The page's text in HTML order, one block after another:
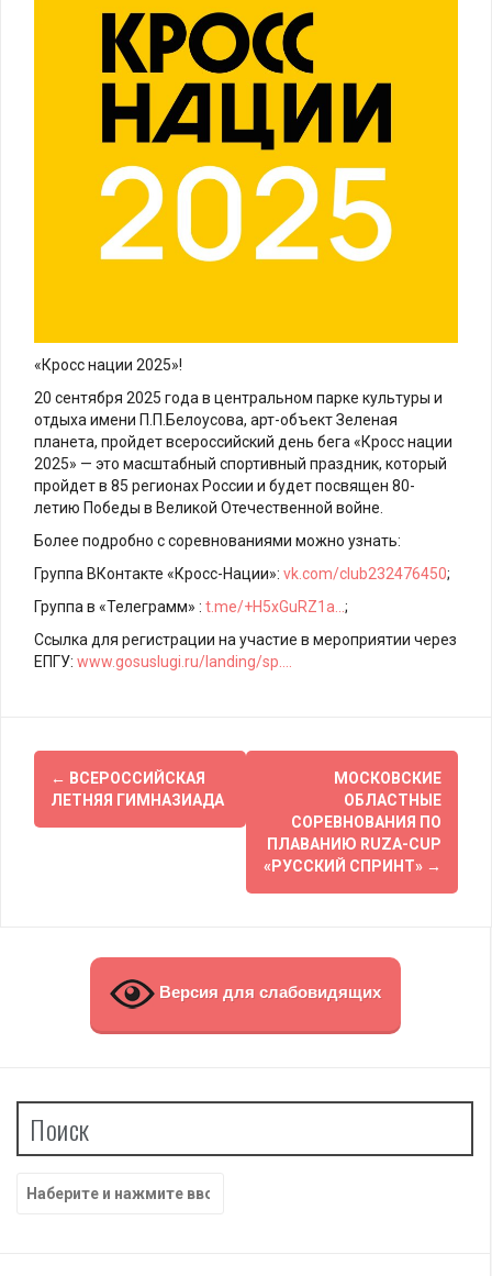
«Кросс нации 2025»!
20 сентября 2025 года в центральном парке культуры и
отдыха имени П.П.Белоусова, арт-объект Зеленая
планета, пройдет всероссийский день бега «Кросс нации
2025» — это масштабный спортивный праздник, который
пройдет в 85 регионах России и будет посвящен 80-
летию Победы в Великой Отечественной войне.
Более подробно с соревнованиями можно узнать:
Группа ВКонтакте «Кросс-Нации»: vk.com/club232476450;
Группа в «Телеграмм» : t.me/+H5xGuRZ1a… ;
Ссылка для регистрации на участие в мероприятии через
ЕПГУ: www.gosuslugi.ru/landing/sp….
Навигация
по
← ВСЕРОССИЙСКАЯ
ЛЕТНЯЯ ГИМНАЗИАДА
МОСКОВСКИЕ
ОБЛАСТНЫЕ
СОРЕВНОВАНИЯ ПО
ПЛАВАНИЮ RUZA-CUP
«РУССКИЙ СПРИНТ» →
Версия для слабовидящих
Поиск
Найти: